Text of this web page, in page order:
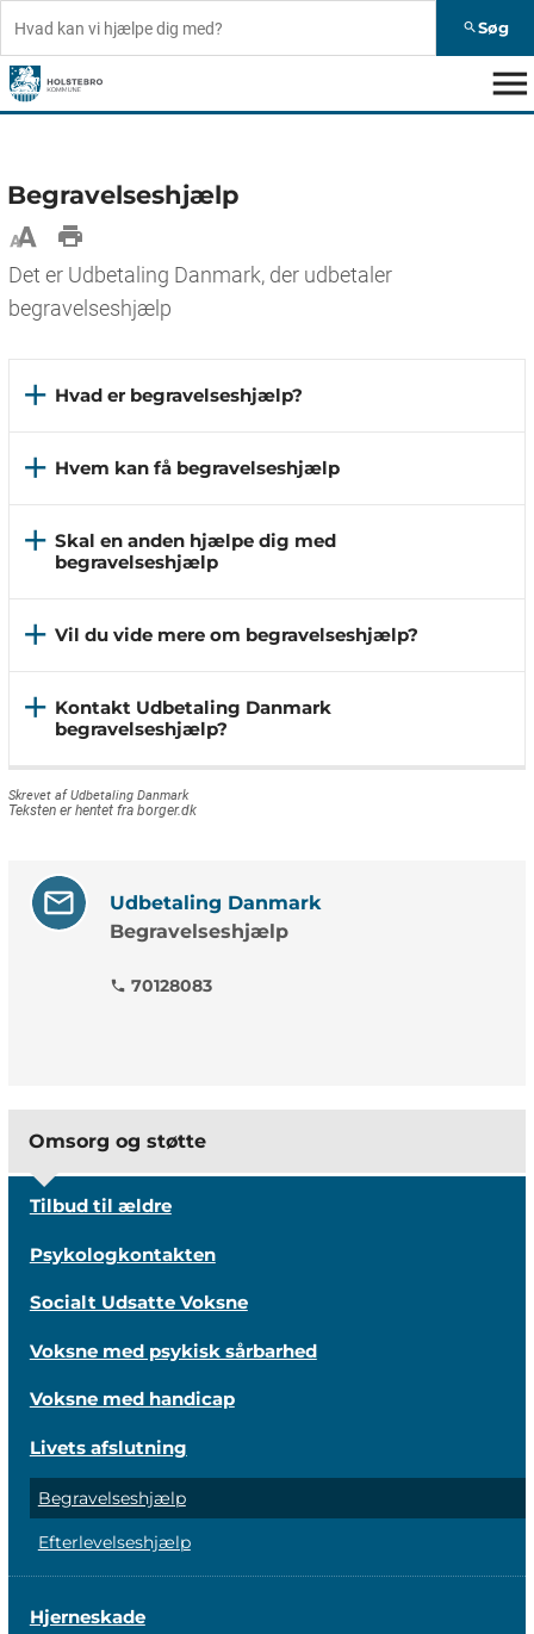
search Søg
menu
Begravelseshjælp
Omsorg og støtte
Tilbud til ældre
Psykologkontakten
Socialt Udsatte Voksne
Voksne med psykisk sårbarhed
Voksne med handicap
Livets afslutning
Begravelseshjælp
Efterlevelseshjælp
Hjerneskade
Det er Udbetaling Danmark, der udbetaler
begravelseshjælp
add Hvad er begravelseshjælp?
add Hvem kan få begravelseshjælp
add Skal en anden hjælpe dig med
begravelseshjælp
add Vil du vide mere om begravelseshjælp?
add Kontakt Udbetaling Danmark
begravelseshjælp?
Skrevet af Udbetaling Danmark
Teksten er hentet fra borger.dk
Udbetaling Danmark
Begravelseshjælp
phone 70128083